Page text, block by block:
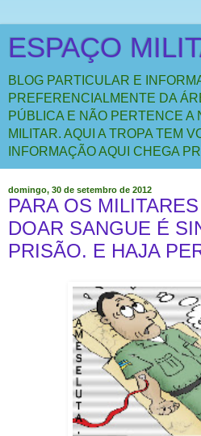
ESPAÇO
BLOG PARTICULAR E
PREFERENCIALMENTE DA
PÚBLICA E NÃO PERTENCE A
MILITAR. AQUI A TROPA TEM
INFORMAÇÃO AQUI CHEGA
domingo, 30 de setembro de 2012
PARA OS
DOAR SANGUE É
PRISÃO. E HAJA